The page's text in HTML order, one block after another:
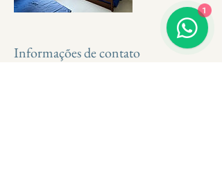
Informações de contato
1